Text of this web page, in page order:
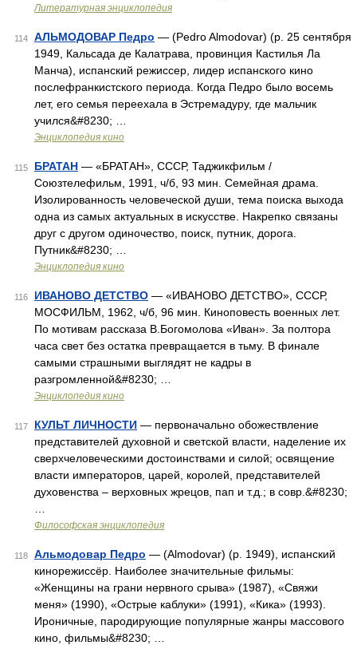
Литературная энциклопедия
114 АЛЬМОДОВАР Педро — (Pedro Almodovar) (р. 25 сентября
1949, Кальсада де Калатрава, провинция Кастилья Ла
Манча), испанский режиссер, лидер испанского кино
послефранкистского периода. Когда Педро было восемь
лет, его семья переехала в Эстремадуру, где мальчик
учился&#8230; …
Энциклопедия кино
115 БРАТАН — «БРАТАН», СССР, Таджикфильм /
Союзтелефильм, 1991, ч/б, 93 мин. Семейная драма.
Изолированность человеческой души, тема поиска выхода
одна из самых актуальных в искусстве. Накрепко связаны
друг с другом одиночество, поиск, путник, дорога.
Путник&#8230; …
Энциклопедия кино
116 ИВАНОВО ДЕТСТВО — «ИВАНОВО ДЕТСТВО», СССР,
МОСФИЛЬМ, 1962, ч/б, 96 мин. Киноповесть военных лет.
По мотивам рассказа В.Богомолова «Иван». За полтора
часа свет без остатка превращается в тьму. В финале
самыми страшными выглядят не кадры в
разгромленной&#8230; …
Энциклопедия кино
117 КУЛЬТ ЛИЧНОСТИ — первоначально обожествление
представителей духовной и светской власти, наделение их
сверхчеловеческими достоинствами и силой; освящение
власти императоров, царей, королей, представителей
духовенства – верховных жрецов, пап и т.д.; в совр.&#8230;
Философская энциклопедия
118 Альмодовар Педро — (Almodovar) (р. 1949), испанский
кинорежиссёр. Наиболее значительные фильмы:
«Женщины на грани нервного срыва» (1987), «Свяжи
меня» (1990), «Острые каблуки» (1991), «Кика» (1993).
Ироничные, пародирующие популярные жанры массового
кино, фильмы&#8230; …